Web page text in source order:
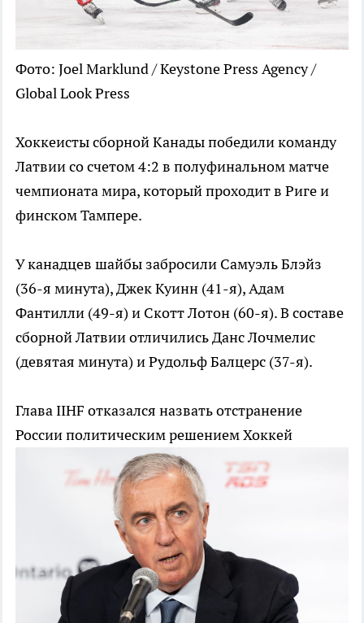
Фото: Joel Marklund / Keystone Press Agency /
Global Look Press
Хоккеисты сборной Канады победили команду
Латвии со счетом 4:2 в полуфинальном матче
чемпионата мира, который проходит в Риге и
финском Тампере.
У канадцев шайбы забросили Самуэль Блэйз
(36-я минута), Джек Куинн (41-я), Адам
Фантилли (49-я) и Скотт Лотон (60-я). В составе
сборной Латвии отличились Данс Лочмелис
(девятая минута) и Рудольф Балцерс (37-я).
Глава IIHF отказался назвать отстранение
России политическим решениемХоккей